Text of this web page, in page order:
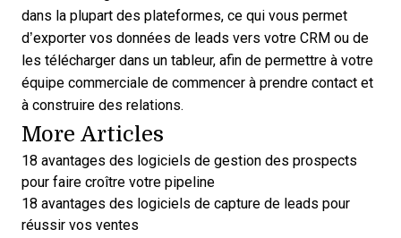
dans la plupart des plateformes, ce qui vous permet
d’exporter vos données de leads vers votre CRM ou de
les télécharger dans un tableur, afin de permettre à votre
équipe commerciale de commencer à prendre contact et
à construire des relations.
More Articles
18 avantages des logiciels de gestion des prospects
pour faire croître votre pipeline
18 avantages des logiciels de capture de leads pour
réussir vos ventes